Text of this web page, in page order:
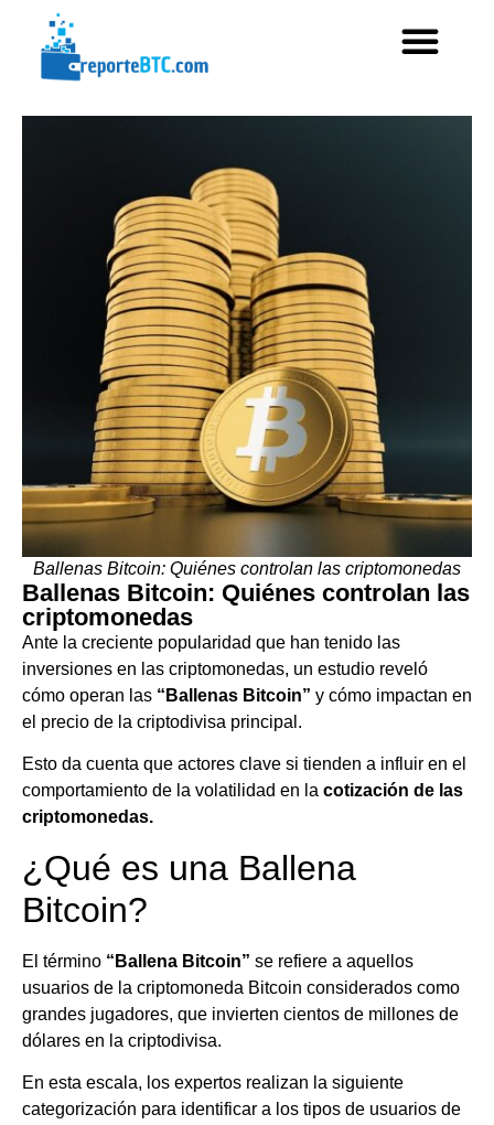
Ballenas Bitcoin: Quiénes controlan las criptomonedas
Ballenas Bitcoin: Quiénes controlan las
criptomonedas
Ante la creciente popularidad que han tenido las
inversiones en las criptomonedas, un estudio reveló
cómo operan las “Ballenas Bitcoin” y cómo impactan en
el precio de la criptodivisa principal.
Esto da cuenta que actores clave si tienden a influir en el
comportamiento de la volatilidad en la cotización de las
criptomonedas.
¿Qué es una Ballena
Bitcoin?
El término “Ballena Bitcoin” se refiere a aquellos
usuarios de la criptomoneda Bitcoin considerados como
grandes jugadores, que invierten cientos de millones de
dólares en la criptodivisa.
En esta escala, los expertos realizan la siguiente
categorización para identificar a los tipos de usuarios de